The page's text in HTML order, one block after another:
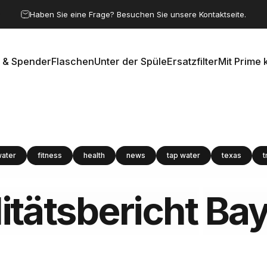
Haben Sie eine Frage? Besuchen Sie unsere Kontaktseite.
SpenderFlaschenUnter der SpüleErsatzfilterMit Prime
fitness health news tap water texas